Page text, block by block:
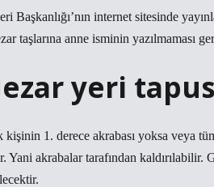
Başkanlığı’nın internet sitesinde
taşlarına anne isminin yazılmaması
yeri
kişinin 1. derece akrabası yoksa veya
Yani akrabalar tarafından